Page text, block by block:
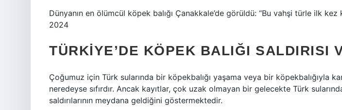
Dünyanın en ölümcül köpek balığı Çanakkale’de görüldü: “Bu vahşi türle ilk kez
2024
TÜRKIYE’DE KÖPEK BALIĞI SALDIRISI
Çoğumuz için Türk sularında bir köpekbalığı yaşama veya bir köpekbalığıyla
neredeyse sıfırdır. Ancak kayıtlar, çok uzak olmayan bir gelecekte Türk
saldırılarının meydana geldiğini göstermektedir.